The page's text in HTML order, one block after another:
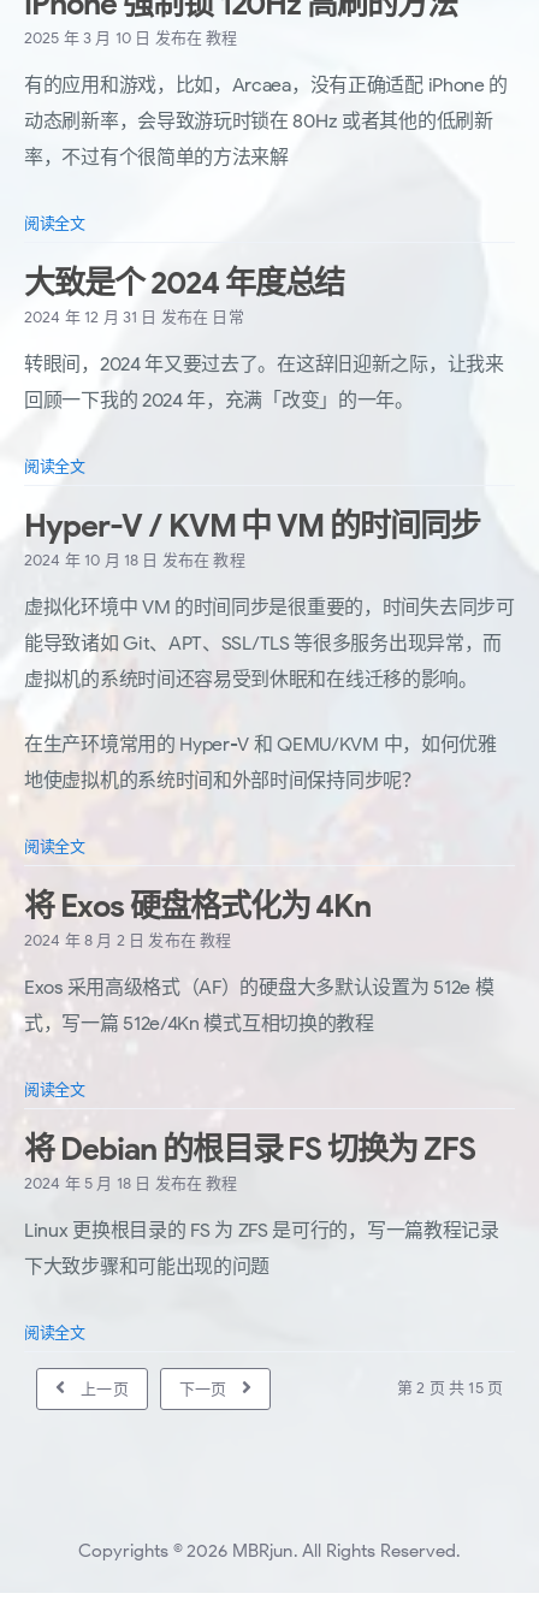
2025 年 3 月 10 日 发布在教程
有的应用和游戏，比如，Arcaea，没有正确适配 iPhone 的
动态刷新率，会导致游玩时锁在 80Hz 或者其他的低刷新
率，不过有个很简单的方法来解
阅读全文
大致是个 2024 年度总结
2024 年 12 月 31 日 发布在 日常
转眼间，2024 年又要过去了。在这辞旧迎新之际，让我来
回顾一下我的 2024 年，充满「改变」的一年。
阅读全文
Hyper-V / KVM 中 VM 的时间同步
2024 年 10 月 18 日 发布在教程
虚拟化环境中 VM 的时间同步是很重要的，时间失去同步可
能导致诸如 Git、APT、SSL/TLS 等很多服务出现异常，而
虚拟机的系统时间还容易受到休眠和在线迁移的影响。
在生产环境常用的 Hyper-V 和 QEMU/KVM 中，如何优雅
地使虚拟机的系统时间和外部时间保持同步呢？
阅读全文
将 Exos 硬盘格式化为 4Kn
2024 年 8 月 2 日 发布在教程
Exos 采用高级格式（AF）的硬盘大多默认设置为 512e 模
式，写一篇 512e/4Kn 模式互相切换的教程
阅读全文
将 Debian 的根目录 FS 切换为 ZFS
2024 年 5 月 18 日 发布在教程
Linux 更换根目录的 FS 为 ZFS 是可行的，写一篇教程记录
下大致步骤和可能出现的问题
阅读全文
上一页 下一页 第 2 页 共 15 页
Copyrights © 2026 MBRjun. All Rights Reserved.